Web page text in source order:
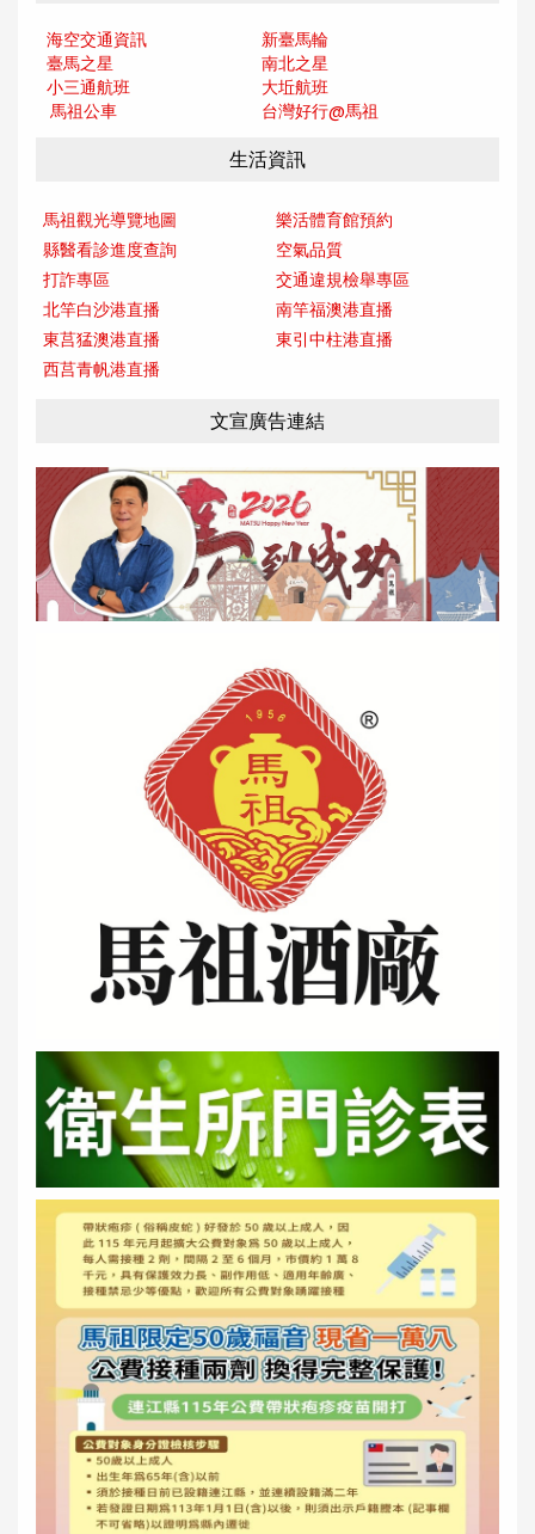
海空交通資訊
新臺馬輪
臺馬之星
南北之星
小三通航班
大坵航班
馬祖公車
台灣好行@馬祖
生活資訊
馬祖觀光導覽地圖
樂活體育館預約
縣醫看診進度查詢
空氣品質
打詐專區
交通違規檢舉專區
北竿白沙港直播
南竿福澳港直播
東莒猛澳港直播
東引中柱港直播
西莒青帆港直播
文宣廣告連結